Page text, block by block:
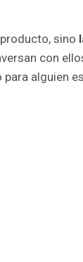
sino
con
alguien